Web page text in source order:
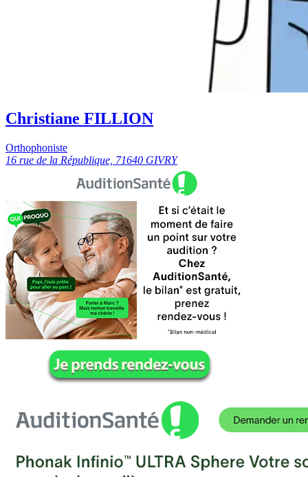
Christiane FILLION
Orthophoniste
16 rue de la République, 71640 GIVRY